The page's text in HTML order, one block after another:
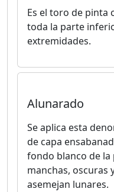
Es el toro de pinta
toda la parte
extremidades.
Alunarado
Se aplica esta
de capa
fondo blanco de la
manchas, oscuras
asemejan lunares.